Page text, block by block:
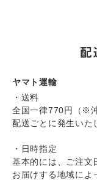
配
ヤマト運輸
・送料
全国一律770円（※
配送ごとに発生いた
・日時指定
基本的には、ご注文
お届けする地域によ